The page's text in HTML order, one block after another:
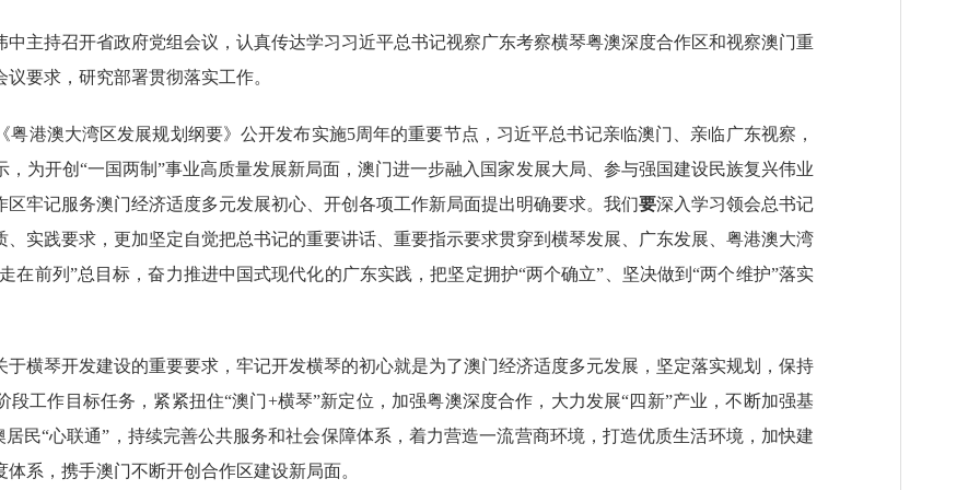
持召开省政府党组会议，认真传达学习习近平总书记视察广东考察横琴粤澳深度合作区和视察澳门重
要求，研究部署贯彻落实工作。
澳大湾区发展规划纲要》公开发布实施5周年的重要节点，习近平总书记亲临澳门、亲临广东视察，
为开创“一国两制”事业高质量发展新局面，澳门进一步融入国家发展大局、参与强国建设民族复兴伟业
牢记服务澳门经济适度多元发展初心、开创各项工作新局面提出明确要求。我们要深入学习领会总书记
实践要求，更加坚定自觉把总书记的重要讲话、重要指示要求贯穿到横琴发展、广东发展、粤港澳大湾
在前列”总目标，奋力推进中国式现代化的广东实践，把坚定拥护“两个确立”、坚决做到“两个维护”落实
于横琴开发建设的重要要求，牢记开发横琴的初心就是为了澳门经济适度多元发展，坚定落实规划，保持
工作目标任务，紧紧扭住“澳门+横琴”新定位，加强粤澳深度合作，大力发展“四新”产业，不断加强基
民“心联通”，持续完善公共服务和社会保障体系，着力营造一流营商环境，打造优质生活环境，加快建
系，携手澳门不断开创合作区建设新局面。